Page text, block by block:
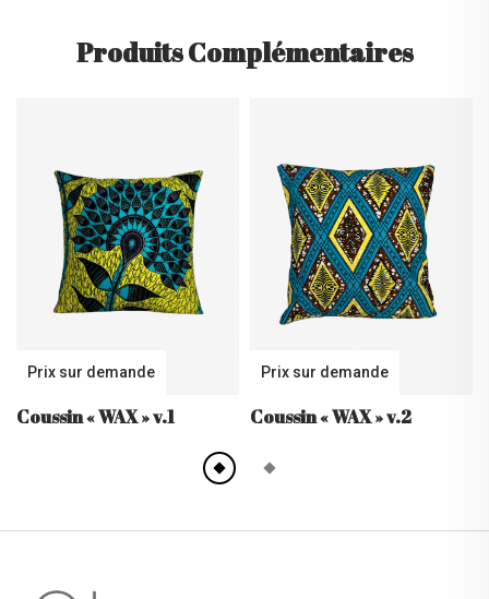
Produits Complémentaires
Prix sur demande
Coussin« WAX »v.1
Prix sur demande
Coussin« WAX »v.2